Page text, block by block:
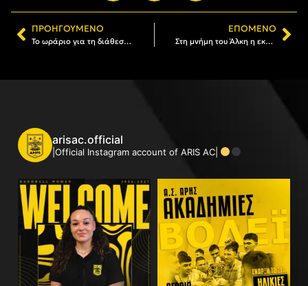
ΠΡΟΗΓΟΎΜΕΝΟ
Το ωράριο για τη διάθεση της Κάρτας Φιλάθλου του Α.Σ. ΑΡΗΣ
ΕΠΌΜΕΝΟ
Στη μνήμη του Άλκη η εκδήλωση για τα 108 χρόνια του ΑΡΗ
arisac.official
|Official Instagram account of ARIS AC|